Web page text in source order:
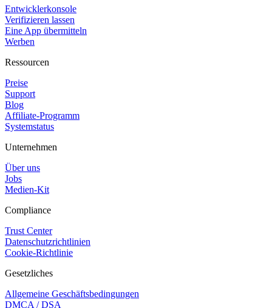
Entwicklerkonsole
Verifizieren lassen
Eine App übermitteln
Werben
Ressourcen
Preise
Support
Blog
Affiliate-Programm
Systemstatus
Unternehmen
Über uns
Jobs
Medien-Kit
Compliance
Trust Center
Datenschutzrichtlinien
Cookie-Richtlinie
Gesetzliches
Allgemeine Geschäftsbedingungen
DMCA / DSA